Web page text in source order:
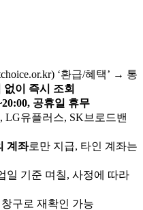
‘환급/혜택’ → 통
없이 즉시 조회
공휴일 휴무
LG유플러스, SK브로드밴
계좌로만 지급, 타인 계좌는
일 기준 며칠, 사정에 따라
구로 재확인 가능